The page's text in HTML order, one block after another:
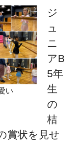
い
ジ
ュ
ニ
アB
5年
生
の
桔
賞状を見せ